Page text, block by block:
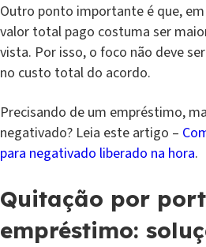
Outro ponto importante é que,
valor total pago costuma ser
vista. Por isso, o foco não deve
no custo total do acordo.
Precisando de um empréstimo,
negativado? Leia este artigo –
para negativado liberado na hora.
Quitação por
empréstimo: